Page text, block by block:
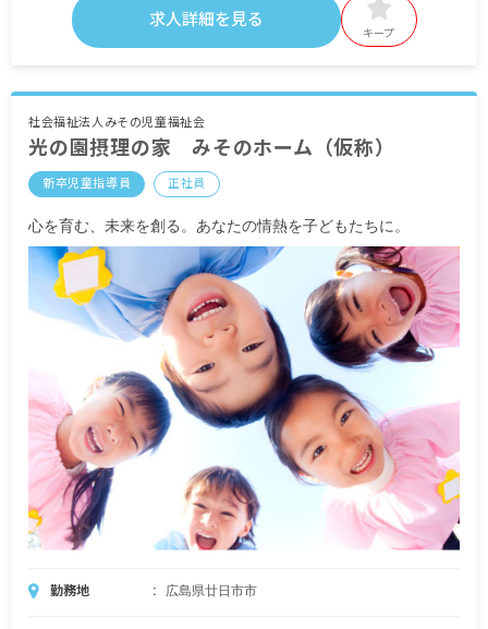
資格手当
※試用期間6カ月／同条件
基本給 170,600円～289,715円
・別途支給手当
交通費支給 2,000円～20,900円
扶養手当 5,000円～13,000円（一人）
昇給年1回（4月）昨年実績：3,600円～8,000円
賞与年3回（6月／12月／3月）昨年実績：計5.1カ
月分
＜モデル年収例＞
20歳／入社1年目／年収3,000,000円
35歳／入社10年目／年収4,200,000円
55歳／入社30年目／年収6,000,000円
※試用期間6カ月／同条件
求人詳細を見る
キープ
社会福祉法人みその児童福祉会
光の園摂理の家 みそのホーム（仮称）
新卒児童指導員 正社員
心を育む、未来を創る。あなたの情熱を子どもたちに。
勤務地 広島県廿日市市